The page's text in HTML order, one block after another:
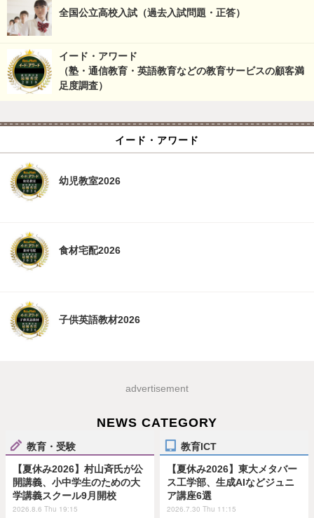
全国公立高校入試（過去入試問題・正答）
イード・アワード
（塾・通信教育・英語教育などの教育サービスの顧客満
足度調査）
イード・アワード
幼児教室2026
食材宅配2026
子供英語教材2026
advertisement
NEWS CATEGORY
教育・受験
【夏休み2026】村山斉氏が公
開講義、小中学生のための大
学講義スクール9月開校
2026.8.6 Thu 19:15
教育ICT
【夏休み2026】東大メタバー
ス工学部、生成AIなどジュニ
ア講座6選
2026.7.30 Thu 11:15